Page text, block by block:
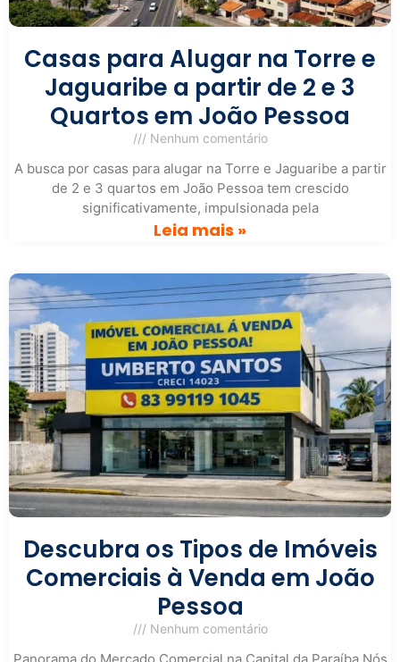
Casas para Alugar na Torre e
Jaguaribe a partir de 2 e 3
Quartos em João Pessoa
Nenhum comentário
A busca por casas para alugar na Torre e Jaguaribe a partir
de 2 e 3 quartos em João Pessoa tem crescido
significativamente, impulsionada pela
Leia mais »
Descubra os Tipos de Imóveis
Comerciais à Venda em João
Pessoa
Nenhum comentário